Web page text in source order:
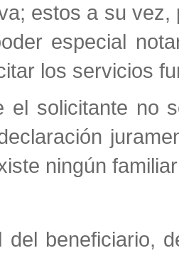
estos a su
especial
los servicios
el solicitante no
ningún
del beneficiario,